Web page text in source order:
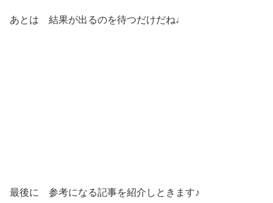
あとは 結果が出るのを待つだけだね♩
最後に 参考になる記事を紹介しときます♪